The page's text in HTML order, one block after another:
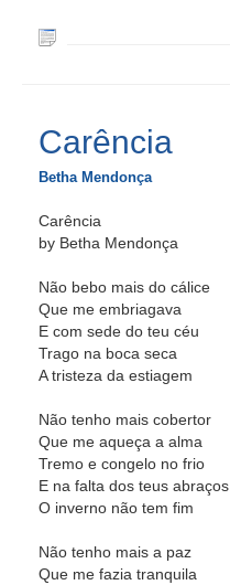
Carência
Betha Mendonça
Carência
by Betha Mendonça
Não bebo mais do cálice
Que me embriagava
E com sede do teu céu
Trago na boca seca
A tristeza da estiagem
Não tenho mais cobertor
Que me aqueça a alma
Tremo e congelo no frio
E na falta dos teus abraços
O inverno não tem fim
Não tenho mais a paz
Que me fazia tranquila